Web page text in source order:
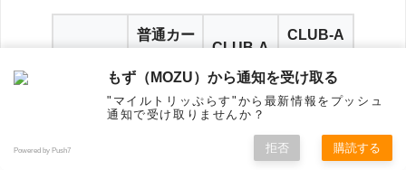
普通カー
CLUB-A
CLUB-A
モッピー
（新規発
ホーム メニュー トップ
もず（MOZU）から通知を受け取る
"マイルトリッぷらす"から最新情報をプッシュ
通知で受け取りませんか？
Powered by Push7 拒否 購読する